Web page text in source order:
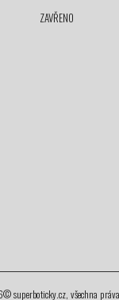
ZAVŘENO
superboticky.cz, všechna